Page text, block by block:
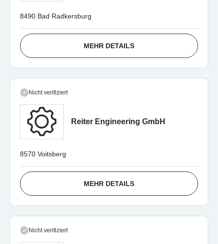
8490 Bad Radkersburg
MEHR DETAILS
Nicht verifiziert
Reiter Engineering GmbH
8570 Voitsberg
MEHR DETAILS
Nicht verifiziert